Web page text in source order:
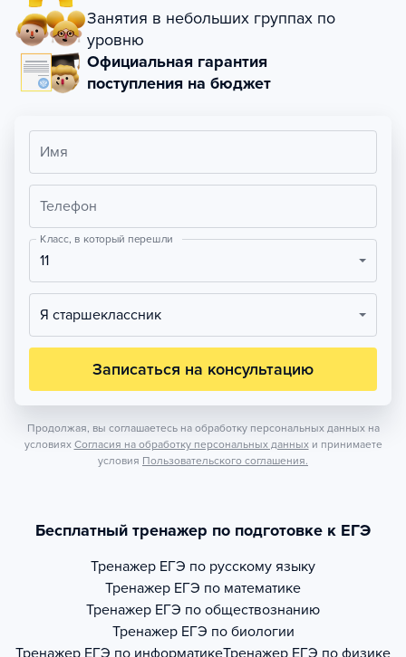
Занятия в небольших группах по
уровню
Официальная гарантия
поступления на бюджет
Имя
Телефон
Класс, в который перешли
11
Я старшеклассник
Записаться на консультацию
Продолжая, вы соглашаетесь на обработку персональных данных на
условиях Согласия на обработку персональных данных и принимаете
условия Пользовательского соглашения.
Бесплатный тренажер по подготовке к ЕГЭ
Тренажер ЕГЭ по русскому языку
Тренажер ЕГЭ по математике
Тренажер ЕГЭ по обществознанию
Тренажер ЕГЭ по биологии
Тренажер ЕГЭ по информатикеТренажер ЕГЭ по физике